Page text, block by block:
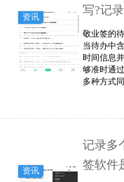
资讯
写?记
敬业签的
当待办中
时间信息
够准时通
多种方式
资讯
记录多
签软件